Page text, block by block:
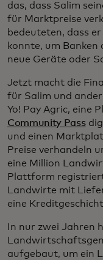
das, dass Salim
für Marktpreise
bedeuteten, dass
konnte, um Banken
neue Geräte oder
Jetzt macht die
für Salim und
Yo! Pay Agric, eine
Community Pass
und einen
Preise verhandeln
eine Million
Plattform
Landwirte mit
eine
In nur zwei Jahren
aufgebaut, um ein